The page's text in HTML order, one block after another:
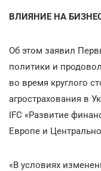
ВЛИЯНИЕ НА
Об этом заявил
политики и
во время круглого
агрострахования в
IFC «Развитие
Европе и
«В условиях